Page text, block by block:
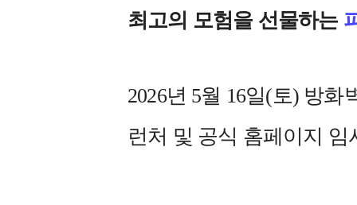
최고의 모험을 선물하는
2026년 5월 16일(토) 방화
런처 및 공식 홈페이지